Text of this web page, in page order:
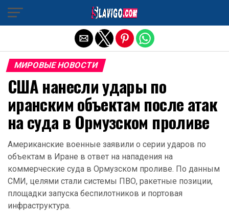
МИРОВЫЕ НОВОСТИ
США нанесли удары по
иранским объектам после атак
на суда в Ормузском проливе
Американские военные заявили о серии ударов по
объектам в Иране в ответ на нападения на
коммерческие суда в Ормузском проливе. По данным
СМИ, целями стали системы ПВО, ракетные позиции,
площадки запуска беспилотников и портовая
инфраструктура.
Exit mobile version